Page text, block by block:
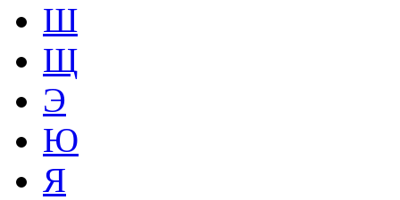
Ш
Щ
Э
Ю
Я